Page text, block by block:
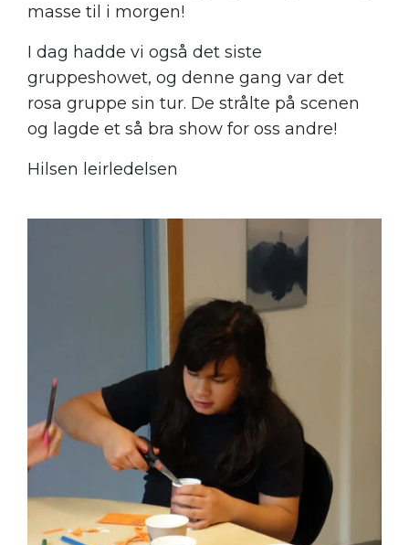
masse til i morgen!
I dag hadde vi også det siste
gruppeshowet, og denne gang var det
rosa gruppe sin tur. De strålte på scenen
og lagde et så bra show for oss andre!
Hilsen leirledelsen